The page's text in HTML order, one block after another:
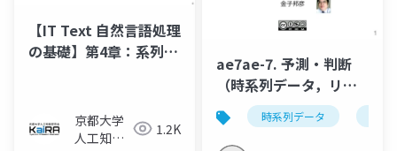
【IT Text 自然言語処理
の基礎】第4章：系列に
京都大学
人工知能
1.2K
ae7ae-7. 予測・判断
（時系列データ，リカ
レントニューラルネッ
トワーク，LSTM）
時系列データ